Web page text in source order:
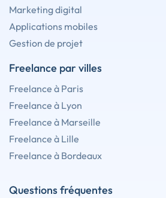
Marketing digital
Applications mobiles
Gestion de projet
Freelance par villes
Freelance à Paris
Freelance à Lyon
Freelance à Marseille
Freelance à Lille
Freelance à Bordeaux
Questions fréquentes